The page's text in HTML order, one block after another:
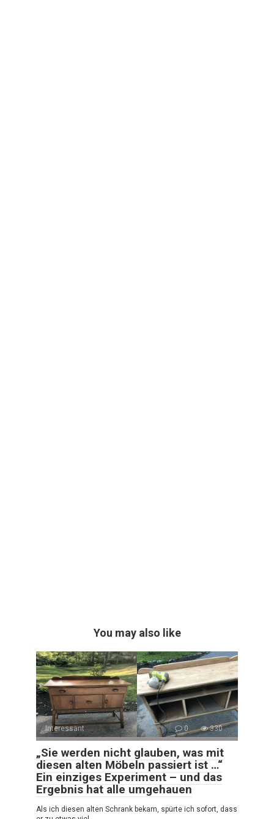
You may also like
Interessant 0 330
„Sie werden nicht glauben, was mit
diesen alten Möbeln passiert ist …“
Ein einziges Experiment – und das
Ergebnis hat alle umgehauen
Als ich diesen alten Schrank bekam, spürte ich sofort, dass